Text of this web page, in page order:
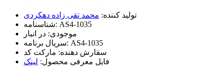
تولید کننده: محمد تقی زاده دهکردی
شناسنامه: AS4-1035
موجودی: در انبار
سریال برنامه: AS4-1035
سفارش دهنده: مارکت کد
فایل معرفی محصول: لینک